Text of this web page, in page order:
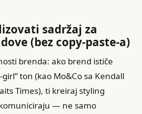
sadržaj za
(bez copy-paste-a)
brenda: ako brend ističe
ton (kao Mo&Co sa Kendall
Times), ti kreiraj styling
— ne samo